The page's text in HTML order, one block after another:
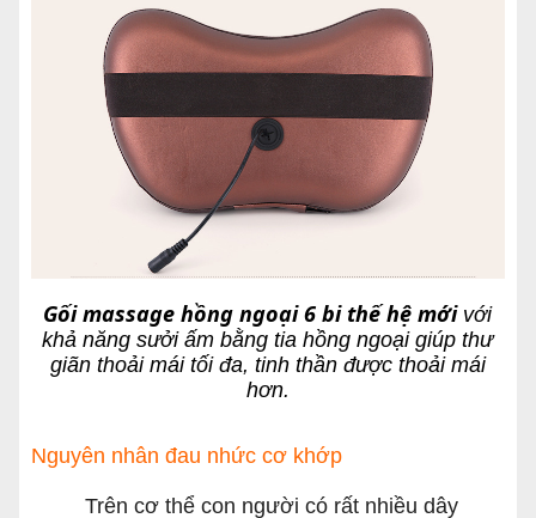
Gối massage hồng ngoại 6 bi thế hệ mới với
khả năng sưởi ấm bằng tia hồng ngoại giúp thư
giãn thoải mái tối đa, tinh thần được thoải mái
hơn.
Nguyên nhân đau nhức cơ khớp
Trên cơ thể con người có rất nhiều dây